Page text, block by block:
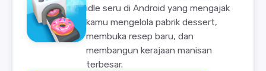
idle seru di Android yang mengajak
kamu mengelola pabrik dessert,
membuka resep baru, dan
membangun kerajaan manisan
terbesar.